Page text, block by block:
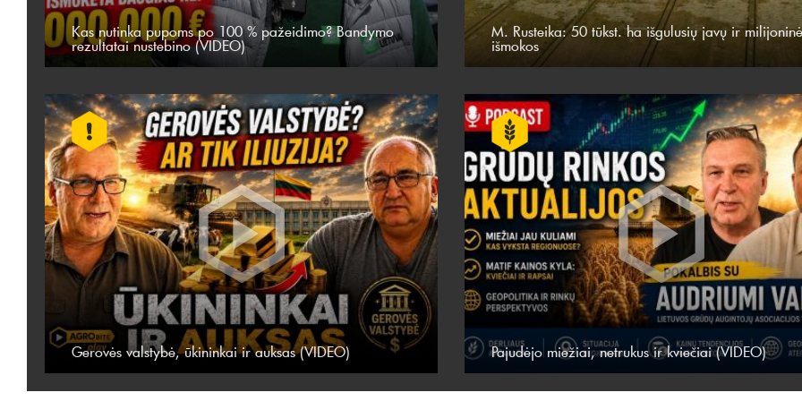
Kas nutinka pupoms po 100 % pažeidimo? Bandymo
rezultatai nustebino (VIDEO)
M. Rusteika: 50 tūkst. ha išgulusių javų ir
išmokos
Gerovės valstybė, ūkininkai ir auksas (VIDEO) Pajudėjo miežiai, netrukus ir kviečiai (VIDEO)